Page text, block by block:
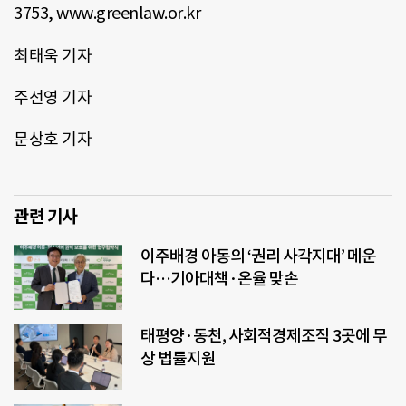
3753, www.greenlaw.or.kr
최태욱 기자
주선영 기자
문상호 기자
관련 기사
이주배경 아동의 ‘권리 사각지대’ 메운
다…기아대책·온율 맞손
태평양·동천, 사회적경제조직 3곳에 무
상 법률지원